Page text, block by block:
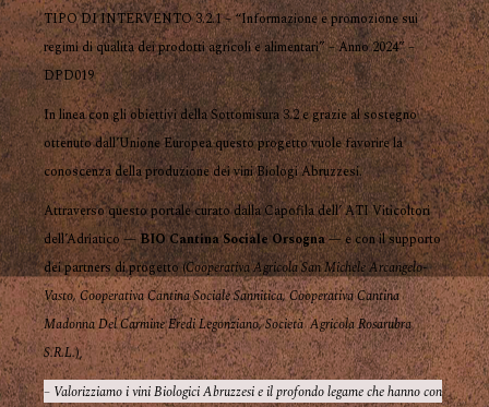
TIPO DI INTERVENTO 3.2.1 – “Informazione e promozione sui
regimi di qualità dei prodotti agricoli e alimentari” – Anno 2024” –
DPD019
In linea con gli obiettivi della Sottomisura 3.2 e grazie al sostegno
ottenuto dall’Unione Europea questo progetto vuole favorire la
conoscenza della produzione dei vini Biologi Abruzzesi.
Attraverso questo portale curato dalla Capofila dell’ ATI Viticoltori
dell’Adriatico —BIO Cantina Sociale Orsogna— e con il supporto
dei partners di progetto (Cooperativa Agricola San Michele Arcangelo-
Vasto, Cooperativa Cantina Sociale Sannitica, Cooperativa Cantina
Madonna Del Carmine Eredi Legonziano, Società Agricola Rosarubra
S.R.L.),
– Valorizziamo i vini Biologici Abruzzesi e il profondo legame che hanno con